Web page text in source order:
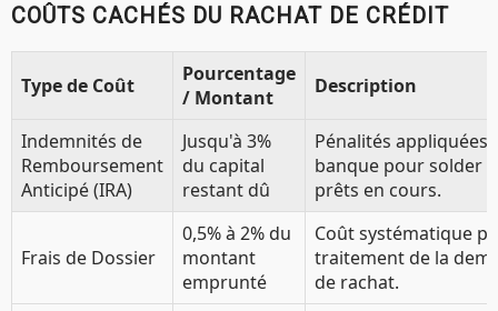
COÛTS CACHÉS DU RACHAT DE CRÉDIT
Type de Coût
Pourcentage
/ Montant
Description
Indemnités de
Remboursement
Anticipé (IRA)
Jusqu'à 3%
du capital
restant dû
Pénalités appliquées
banque pour solder
prêts en cours.
Frais de Dossier
0,5% à 2% du
montant
emprunté
Coût systématique
traitement de la
de rachat.